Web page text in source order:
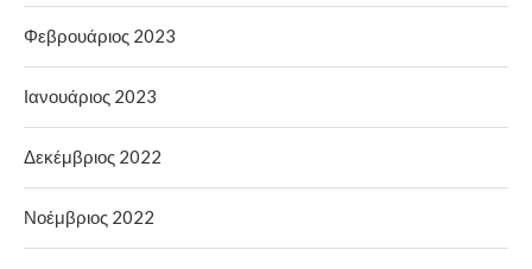
Φεβρουάριος 2023
Ιανουάριος 2023
Δεκέμβριος 2022
Νοέμβριος 2022